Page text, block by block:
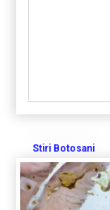
Stiri Botosani